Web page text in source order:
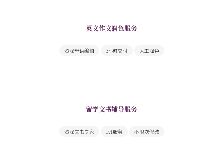
英文作文润色服务
资深母语编辑 3小时交付 人工润色
留学文书辅导服务
资深文书专家 1v1服务 不限次修改